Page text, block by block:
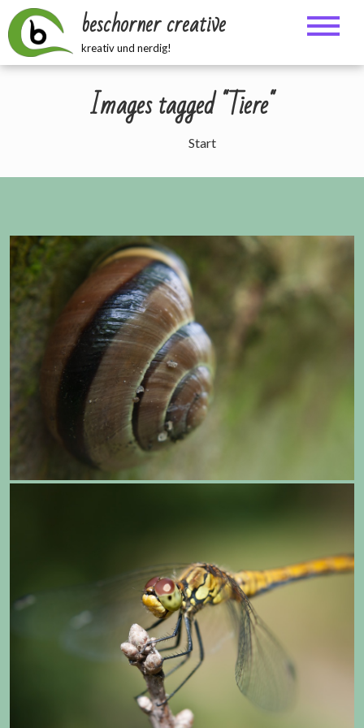
Zum
Inhalt
springen
beschorner creative
kreativ und nerdig!
Images tagged "Tiere"
Start